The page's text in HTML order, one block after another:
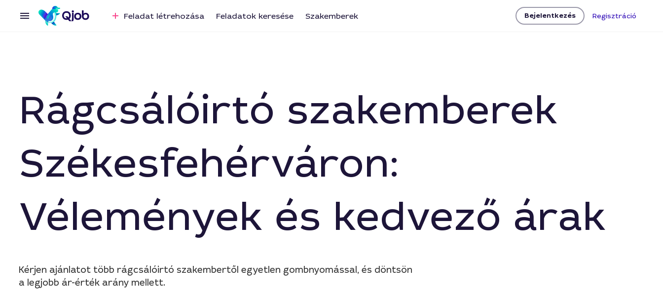
Feladat létrehozása Feladatok keresése Szakemberek Bejelentkezés Regisztráció
Rágcsálóirtó szakemberek
Székesfehérváron:
Vélemények és kedvező árak
Kérjen ajánlatot több rágcsálóirtó szakembertől egyetlen gombnyomással, és döntsön
a legjobb ár-érték arány mellett.